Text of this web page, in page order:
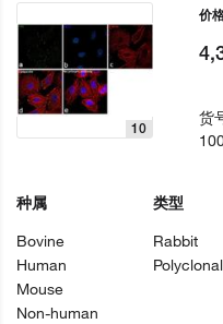
10
种属
Bovine
Human
Mouse
Non-human
类型
Rabbit
Polyclonal
价
货